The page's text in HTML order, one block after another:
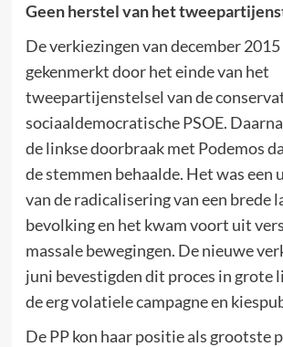
Geen herstel van het
De verkiezingen van december
gekenmerkt door het einde van het
tweepartijenstelsel van de
sociaaldemocratische PSOE.
de linkse doorbraak met Podemos
de stemmen behaalde. Het was een
van de radicalisering van een brede
bevolking en het kwam voort uit
massale bewegingen. De nieuwe
juni bevestigden dit proces in grote
de erg volatiele campagne en
De PP kon haar positie als grootste